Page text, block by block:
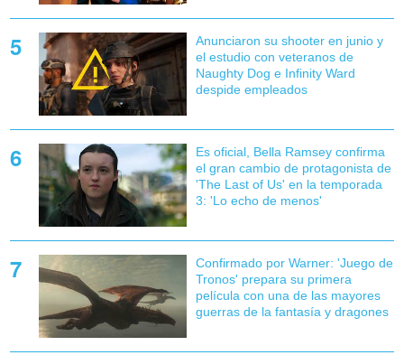
Anunciaron su shooter en junio y
el estudio con veteranos de
Naughty Dog e Infinity Ward
despide empleados
Es oficial, Bella Ramsey confirma
el gran cambio de protagonista de
'The Last of Us' en la temporada
3: 'Lo echo de menos'
Confirmado por Warner: 'Juego de
Tronos' prepara su primera
película con una de las mayores
guerras de la fantasía y dragones